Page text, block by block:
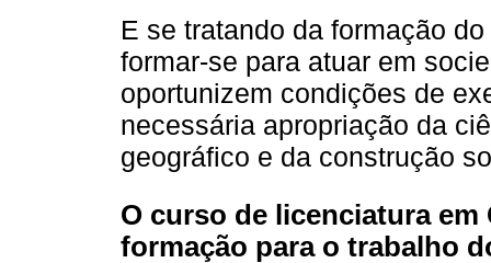
E se tratando da formação
formar-se para atuar em
oportunizem condições de
necessária apropriação da
geográfico e da construção
O curso de licenciatura
formação para o trabalho